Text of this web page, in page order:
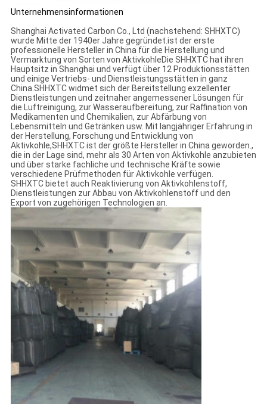
Unternehmensinformationen
Shanghai Activated Carbon Co., Ltd (nachstehend: SHHXTC)
wurde Mitte der 1940er Jahre gegründet.ist der erste
professionelle Hersteller in China für die Herstellung und
Vermarktung von Sorten von AktivkohleDie SHHXTC hat ihren
Hauptsitz in Shanghai und verfügt über 12 Produktionsstätten
und einige Vertriebs- und Dienstleistungsstätten in ganz
China.SHHXTC widmet sich der Bereitstellung exzellenter
Dienstleistungen und zeitnaher angemessener Lösungen für
die Luftreinigung, zur Wasseraufbereitung, zur Raffination von
Medikamenten und Chemikalien, zur Abfärbung von
Lebensmitteln und Getränken usw. Mit langjähriger Erfahrung in
der Herstellung, Forschung und Entwicklung von
Aktivkohle,SHHXTC ist der größte Hersteller in China geworden.,
die in der Lage sind, mehr als 30 Arten von Aktivkohle anzubieten
und über starke fachliche und technische Kräfte sowie
verschiedene Prüfmethoden für Aktivkohle verfügen.
SHHXTC bietet auch Reaktivierung von Aktivkohlenstoff,
Dienstleistungen zur Abbau von Aktivkohlenstoff und den
Export von zugehörigen Technologien an.